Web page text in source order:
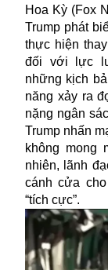
Hoa Kỳ (Fox
Trump phát
thực hiện
đối với lực
những kịch
năng xảy ra
nặng ngân
Trump nhấn
không mong
nhiên, lãnh
cánh cửa
“tích cực”.